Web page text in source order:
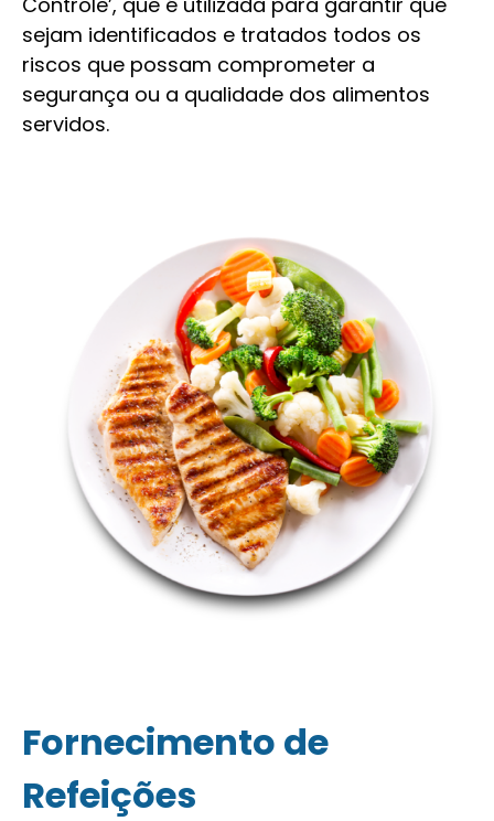
sejam identificados e tratados todos os
riscos que possam comprometer a
segurança ou a qualidade dos alimentos
servidos.
Fornecimento de
Refeições